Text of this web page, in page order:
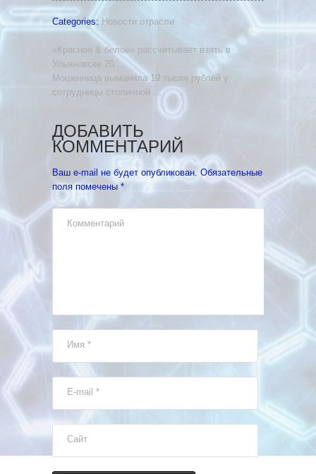
Categories: Новости отрасли
«Красное & белое» рассчитывает взять в
Ульяновске 20 …
Мошенница выманила 19 тысяч рублей у
сотрудницы столичной …
ДОБАВИТЬ
КОММЕНТАРИЙ
Ваш e-mail не будет опубликован. Обязательные
поля помечены *
Комментарий
Имя *
E-mail *
Сайт